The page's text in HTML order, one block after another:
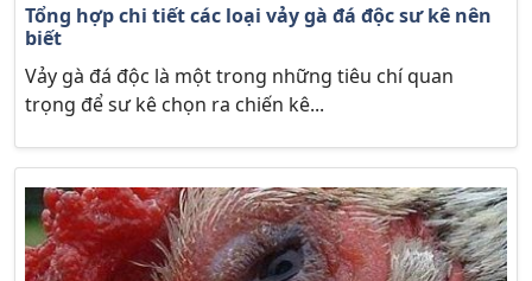
Tổng hợp chi tiết các loại vảy gà đá độc sư kê nên
biết
Vảy gà đá độc là một trong những tiêu chí quan
trọng để sư kê chọn ra chiến kê...